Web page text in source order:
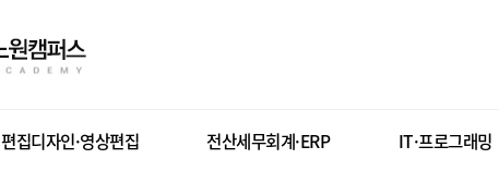
편집디자인·영상편집 전산세무회계·ERP IT·프로그래밍